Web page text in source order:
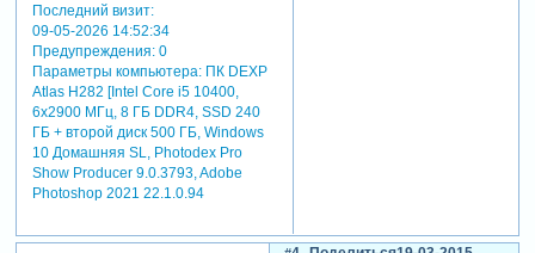
Последний визит:
09-05-2026 14:52:34
Предупреждения:0
Параметры компьютера:ПК DEXP
Atlas H282 [Intel Core i5 10400,
6x2900 МГц, 8 ГБ DDR4, SSD 240
ГБ + второй диск 500 ГБ, Windows
10 Домашняя SL, Photodex Pro
Show Producer 9.0.3793, Adobe
Photoshop 2021 22.1.0.94